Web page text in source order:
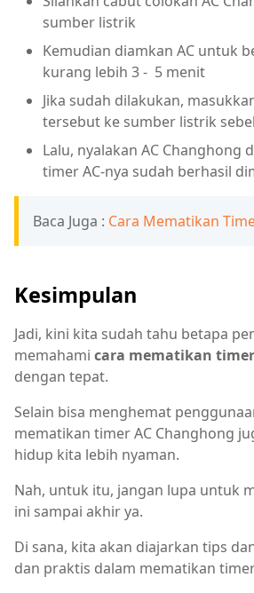
sumber listrik
Kemudian diamkan AC untuk
kurang lebih 3 - 5 menit
Jika sudah dilakukan,
tersebut ke sumber listrik
Lalu, nyalakan AC Changhong
timer AC-nya sudah berhasil
Baca Juga : Cara Mematikan
Kesimpulan
Jadi, kini kita sudah tahu betapa
memahami cara mematikan
dengan tepat.
Selain bisa menghemat
mematikan timer AC Changhong
hidup kita lebih nyaman.
Nah, untuk itu, jangan lupa untuk
ini sampai akhir ya.
Di sana, kita akan diajarkan tips
dan praktis dalam mematikan